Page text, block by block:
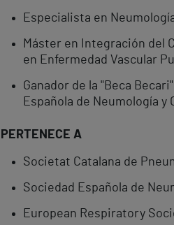
Especialista en
Máster en Integración del
en Enfermedad Vascular
Ganador de la "Beca
Española de Neumología y
PERTENECE A
Societat Catalana de
Sociedad Española de
European Respiratory